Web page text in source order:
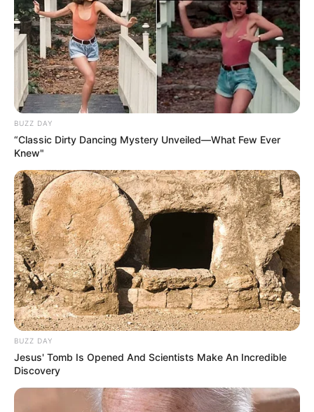
BUZZ DAY
“Classic Dirty Dancing Mystery Unveiled—What Few Ever
Knew"
BUZZ DAY
Jesus' Tomb Is Opened And Scientists Make An Incredible
Discovery